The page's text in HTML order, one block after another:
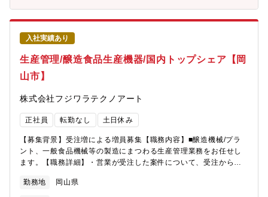
けて取り組んでいます。大きなものを動かすグローバル展開（競
争力）：海外合弁会社も保有しており、技術投資することで人
材・製品を引き入れています。製作技術教育実習、設計技術者の
社内勤務 人材交流、育成後はグループ提携先へ参加していただい
ています。
入社実績あり
生産管理/醸造食品生産機器/国内トップシェア【岡
山市】
株式会社フジワラテクノアート
正社員 転勤なし 土日休み
【募集背景】受注増による増員募集【職務内容】■醸造機械/プラ
ント、一般食品機械等の製造にまつわる生産管理業務をお任せし
ます。【職務詳細】・営業が受注した案件について、受注から客
ます。
勤務地 岡山県